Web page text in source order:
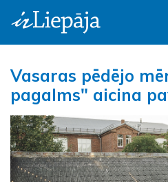
Vasaras pēdējo
pagalms" aicina